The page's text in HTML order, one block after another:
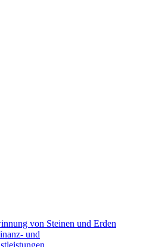
von Steinen und Erden
und